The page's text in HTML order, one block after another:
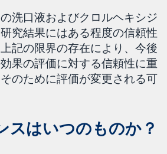
洗口液およびクロルヘキシジ
究結果にはある程度の信頼性
記の限界の存在により、今後
果の評価に対する信頼性に重
のために評価が変更される可
スはいつのものか？